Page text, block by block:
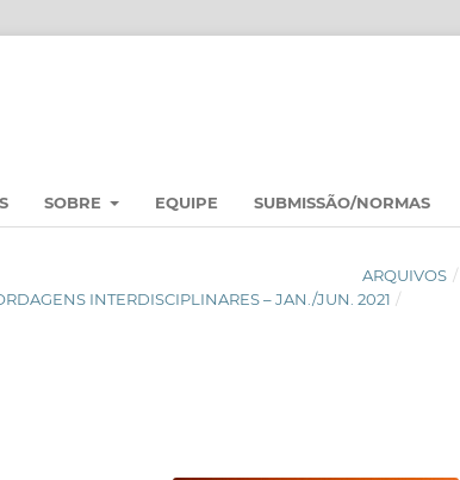
SOBRE EQUIPE SUBMISSÃO/NORMAS
ARQUIVOS /
INTERDISCIPLINARES – JAN./JUN. 2021 /